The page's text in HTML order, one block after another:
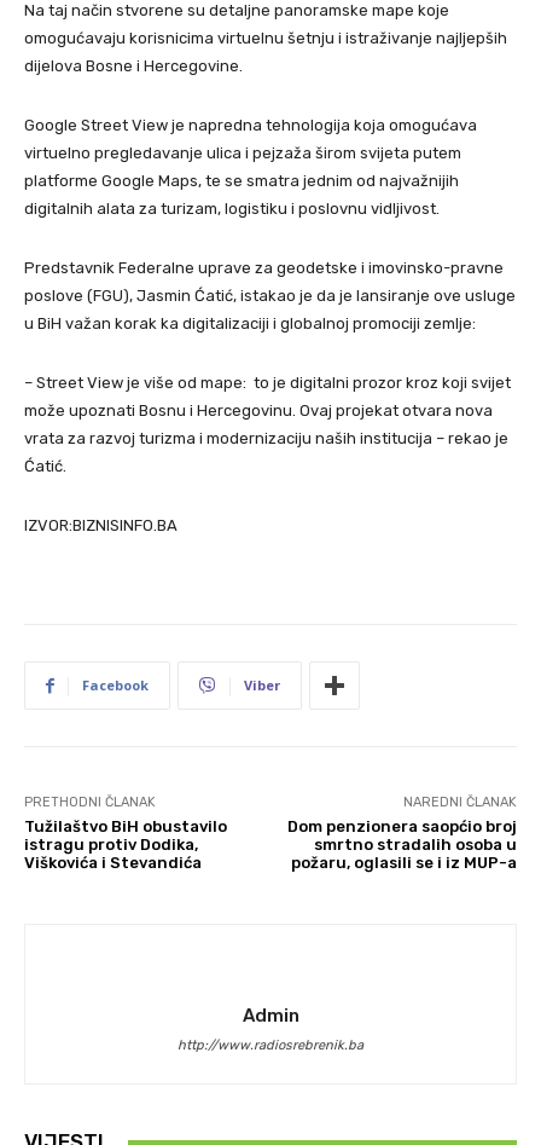
Na taj način stvorene su detaljne panoramske mape koje
omogućavaju korisnicima virtuelnu šetnju i istraživanje najljepših
dijelova Bosne i Hercegovine.
Google Street View je napredna tehnologija koja omogućava
virtuelno pregledavanje ulica i pejzaža širom svijeta putem
platforme Google Maps, te se smatra jednim od najvažnijih
digitalnih alata za turizam, logistiku i poslovnu vidljivost.
Predstavnik Federalne uprave za geodetske i imovinsko-pravne
poslove (FGU), Jasmin Ćatić, istakao je da je lansiranje ove usluge
u BiH važan korak ka digitalizaciji i globalnoj promociji zemlje:
– Street View je više od mape: to je digitalni prozor kroz koji svijet
može upoznati Bosnu i Hercegovinu. Ovaj projekat otvara nova
vrata za razvoj turizma i modernizaciju naših institucija – rekao je
Ćatić.
IZVOR:BIZNISINFO.BA
Facebook Viber
PRETHODNI ČLANAK
Tužilaštvo BiH obustavilo
istragu protiv Dodika,
Viškovića i Stevandića
NAREDNI ČLANAK
Dom penzionera saopćio broj
smrtno stradalih osoba u
požaru, oglasili se i iz MUP-a
Admin
http://www.radiosrebrenik.ba